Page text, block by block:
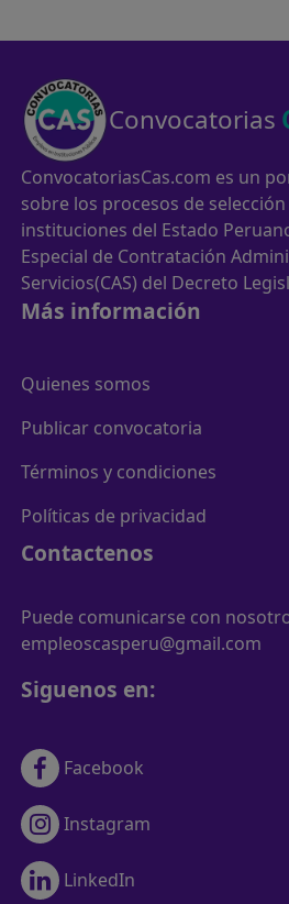
Convocatorias
ConvocatoriasCas.com es un
sobre los procesos de
instituciones del Estado
Especial de Contratación
Servicios(CAS) del Decreto
Más información
Quienes somos
Publicar convocatoria
Términos y condiciones
Políticas de privacidad
Contactenos
Puede comunicarse con
empleoscasperu@gmail.com
Siguenos en:
Facebook
Instagram
LinkedIn